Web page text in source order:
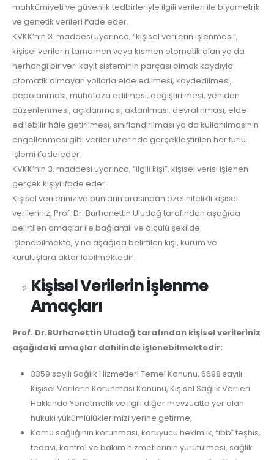
mahkûmiyeti ve güvenlik tedbirleriyle ilgili verileri ile biyometrik
ve genetik verileri ifade eder.
KVKK’nın 3. maddesi uyarınca, “kişisel verilerin işlenmesi”,
kişisel verilerin tamamen veya kısmen otomatik olan ya da
herhangi bir veri kayıt sisteminin parçası olmak kaydıyla
otomatik olmayan yollarla elde edilmesi, kaydedilmesi,
depolanması, muhafaza edilmesi, değiştirilmesi, yeniden
düzenlenmesi, açıklanması, aktarılması, devralınması, elde
edilebilir hâle getirilmesi, sınıflandırılması ya da kullanılmasının
engellenmesi gibi veriler üzerinde gerçekleştirilen her türlü
işlemi ifade eder.
KVKK’nın 3. maddesi uyarınca, “ilgili kişi”, kişisel verisi işlenen
gerçek kişiyi ifade eder.
Kişisel verileriniz ve bunların arasından özel nitelikli kişisel
verileriniz, Prof. Dr. Burhanettin Uludağ tarafından aşağıda
belirtilen amaçlar ile bağlantılı ve ölçülü şekilde
işlenebilmekte, yine aşağıda belirtilen kişi, kurum ve
kuruluşlara aktarılabilmektedir.
Kişisel Verilerin İşlenme
Amaçları
Prof. Dr.BUrhanettin Uludağ tarafından kişisel verileriniz
aşağıdaki amaçlar dahilinde işlenebilmektedir:
3359 sayılı Sağlık Hizmetleri Temel Kanunu, 6698 sayılı
Kişisel Verilerin Korunması Kanunu, Kişisel Sağlık Verileri
Hakkında Yönetmelik ve ilgili diğer mevzuatta yer alan
hukuki yükümlülüklerimizi yerine getirme,
Kamu sağlığının korunması, koruyucu hekimlik, tıbbî teşhis,
tedavi, kontrol ve bakım hizmetlerinin yürütülmesi, sağlık